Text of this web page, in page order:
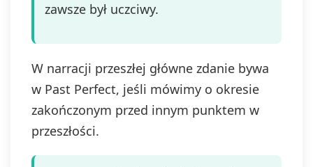
zawsze był uczciwy.
W narracji przeszłej główne zdanie bywa
w Past Perfect, jeśli mówimy o okresie
zakończonym przed innym punktem w
przeszłości.